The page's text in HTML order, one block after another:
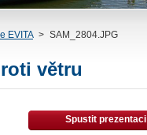
EVITA > SAM_2804.JPG
větru
Spustit prezentaci